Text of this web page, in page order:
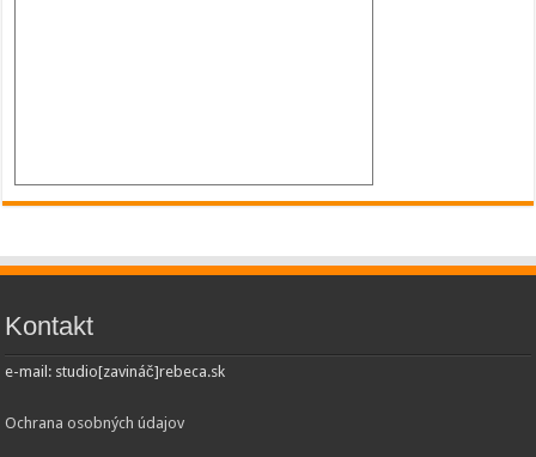
Kontakt
e-mail: studio[zavináč]rebeca.sk
Ochrana osobných údajov